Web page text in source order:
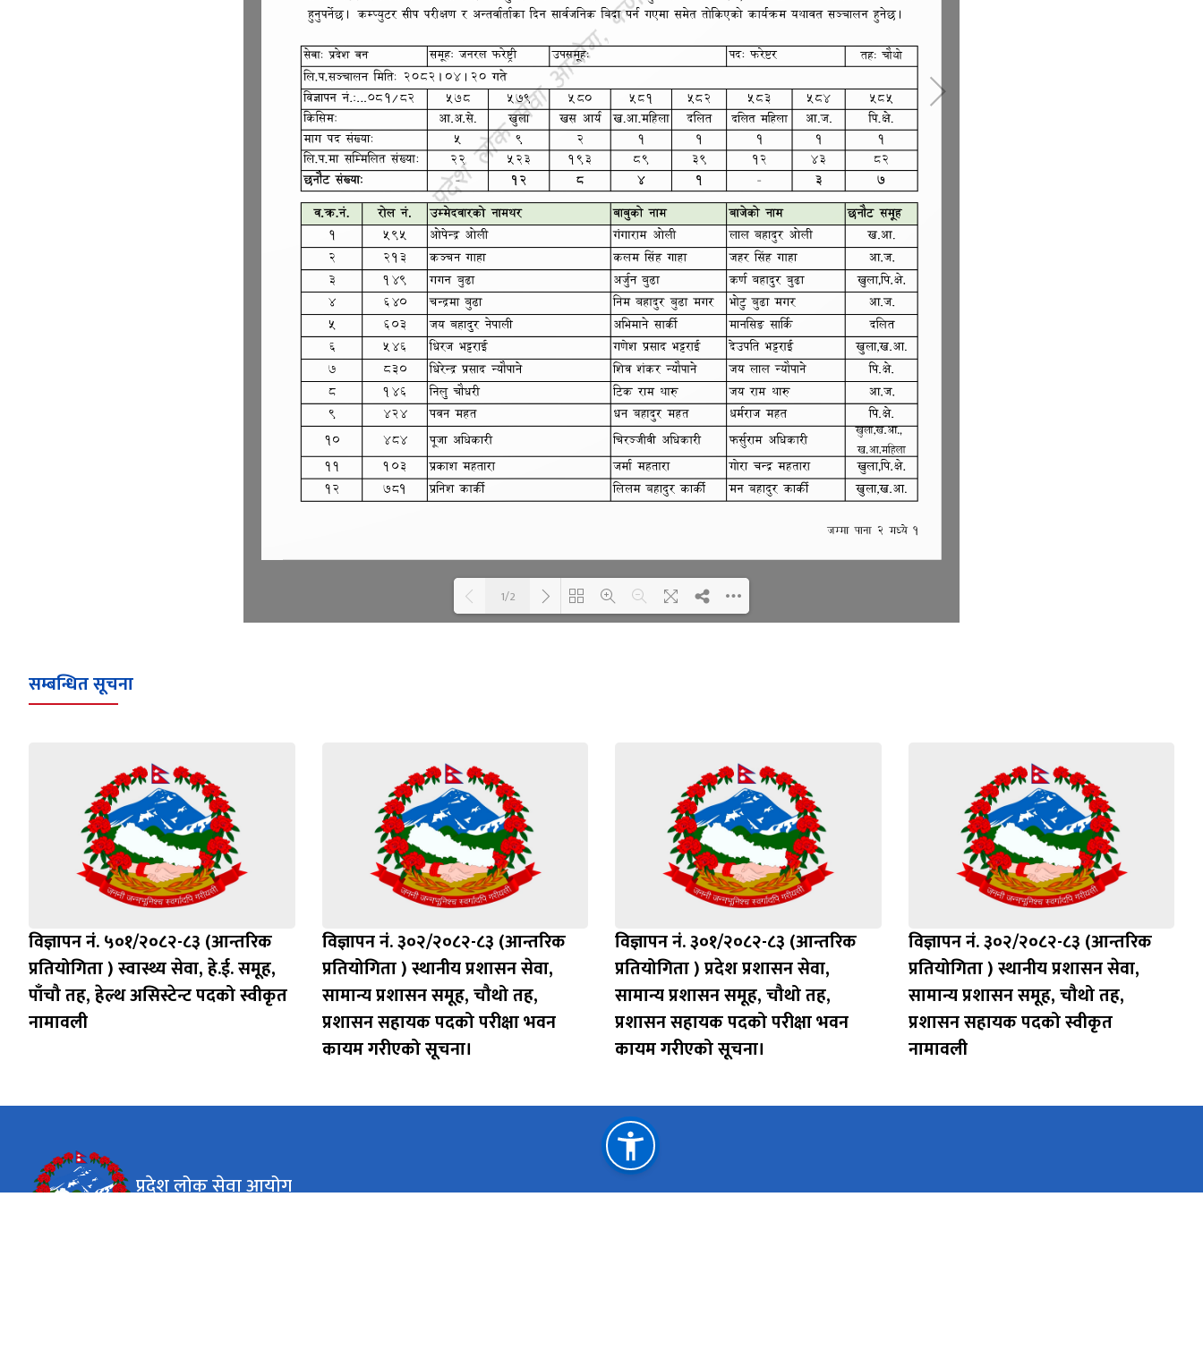
1/2
सम्बन्धित सूचना
विज्ञापन नं. ५०१/२०८२-८३ (आन्तरिक
प्रतियोगिता ) स्वास्थ्य सेवा, हे.ई. समूह,
पाँचौ तह, हेल्थ असिस्टेन्ट पदको स्वीकृत
नामावली
विज्ञापन नं. ३०२/२०८२-८३ (आन्तरिक
प्रतियोगिता ) स्थानीय प्रशासन सेवा,
सामान्य प्रशासन समूह, चौथो तह,
प्रशासन सहायक पदको परीक्षा भवन
कायम गरीएको सूचना।
विज्ञापन नं. ३०१/२०८२-८३ (आन्तरिक
प्रतियोगिता ) प्रदेश प्रशासन सेवा,
सामान्य प्रशासन समूह, चौथो तह,
प्रशासन सहायक पदको परीक्षा भवन
कायम गरीएको सूचना।
विज्ञापन नं. ३०२/२०८२-८३ (आन्तरिक
प्रतियोगिता ) स्थानीय प्रशासन सेवा,
सामान्य प्रशासन समूह, चौथो तह,
प्रशासन सहायक पदको स्वीकृत
नामावली
प्रदेश लोक सेवा आयोग